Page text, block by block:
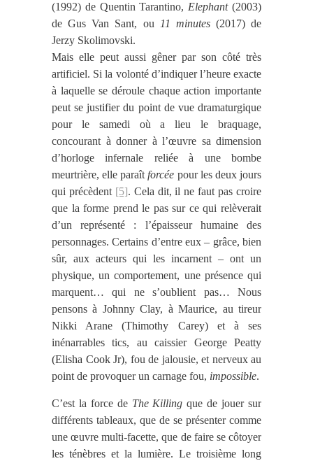
(1992) de Quentin Tarantino, Elephant(2003)
de Gus Van Sant, ou
11 minutes(2017) de
Jerzy Skolimovski.
Mais elle peut aussi gêner par son côté très
artificiel. Si la volonté d’indiquer l’heure exacte
à laquelle se déroule chaque action importante
peut se justifier du point de vue dramaturgique
pour le samedi où a lieu le braquage,
concourant à donner à l’œuvre sa dimension
d’horloge infernale reliée à une bombe
meurtrière, elle paraîtforcée pour les deux jours
qui précèdent [5]. Cela dit, il ne faut pas croire
que la forme prend le pas sur ce qui relèverait
d’un représenté : l’épaisseur humaine des
personnages. Certains d’entre eux – grâce, bien
sûr, aux acteurs qui les incarnent – ont un
physique, un comportement, une présence qui
marquent… qui ne s’oublient pas… Nous
pensons à Johnny Clay, à Maurice, au tireur
Nikki Arane(Thimothy Carey) et à ses
inénarrables tics, au caissier George Peatty
(Elisha Cook Jr), fou de jalousie, et nerveux au
point de provoquer un carnage fou, impossible.
C’est la force de The Killing que de jouer sur
différents tableaux, que de se présenter comme
une œuvre multi-facette, que de faire se côtoyer
les ténèbres et la lumière. Le troisième long